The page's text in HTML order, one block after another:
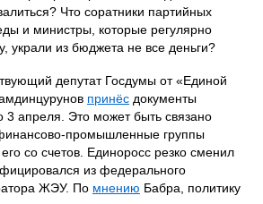
Что соратники партийных
и министры, которые регулярно
украли из бюджета не все деньги?
депутат Госдумы от «Единой
принёс документы
3 апреля. Это может быть связано
промышленные группы
со счетов. Единоросс резко сменил
из федерального
ЖЭУ. По мнению Бабра, политику